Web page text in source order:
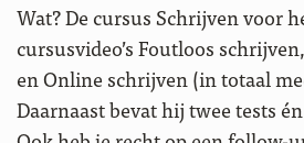
Wat? De cursus Schrijven voor
cursusvideo’s Foutloos
en Online schrijven (in totaal
Daarnaast bevat hij twee tests